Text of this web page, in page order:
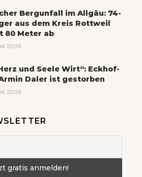
Bergunfall im Allgäu: 74-
aus dem Kreis Rottweil
80 Meter ab
2026
und Seele Wirt“: Eckhof-
Daler ist gestorben
2026